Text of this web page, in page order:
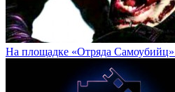
На площадке «Отряда Самоубийц»